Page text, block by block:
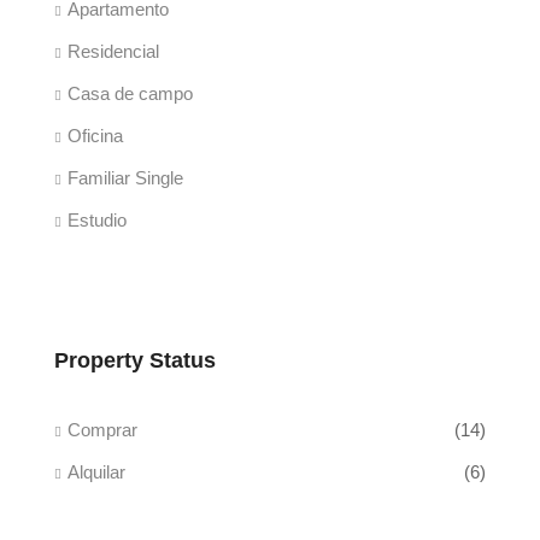
Apartamento
Residencial
Casa de campo
Oficina
Familiar Single
Estudio
Property Status
Comprar (14)
Alquilar (6)